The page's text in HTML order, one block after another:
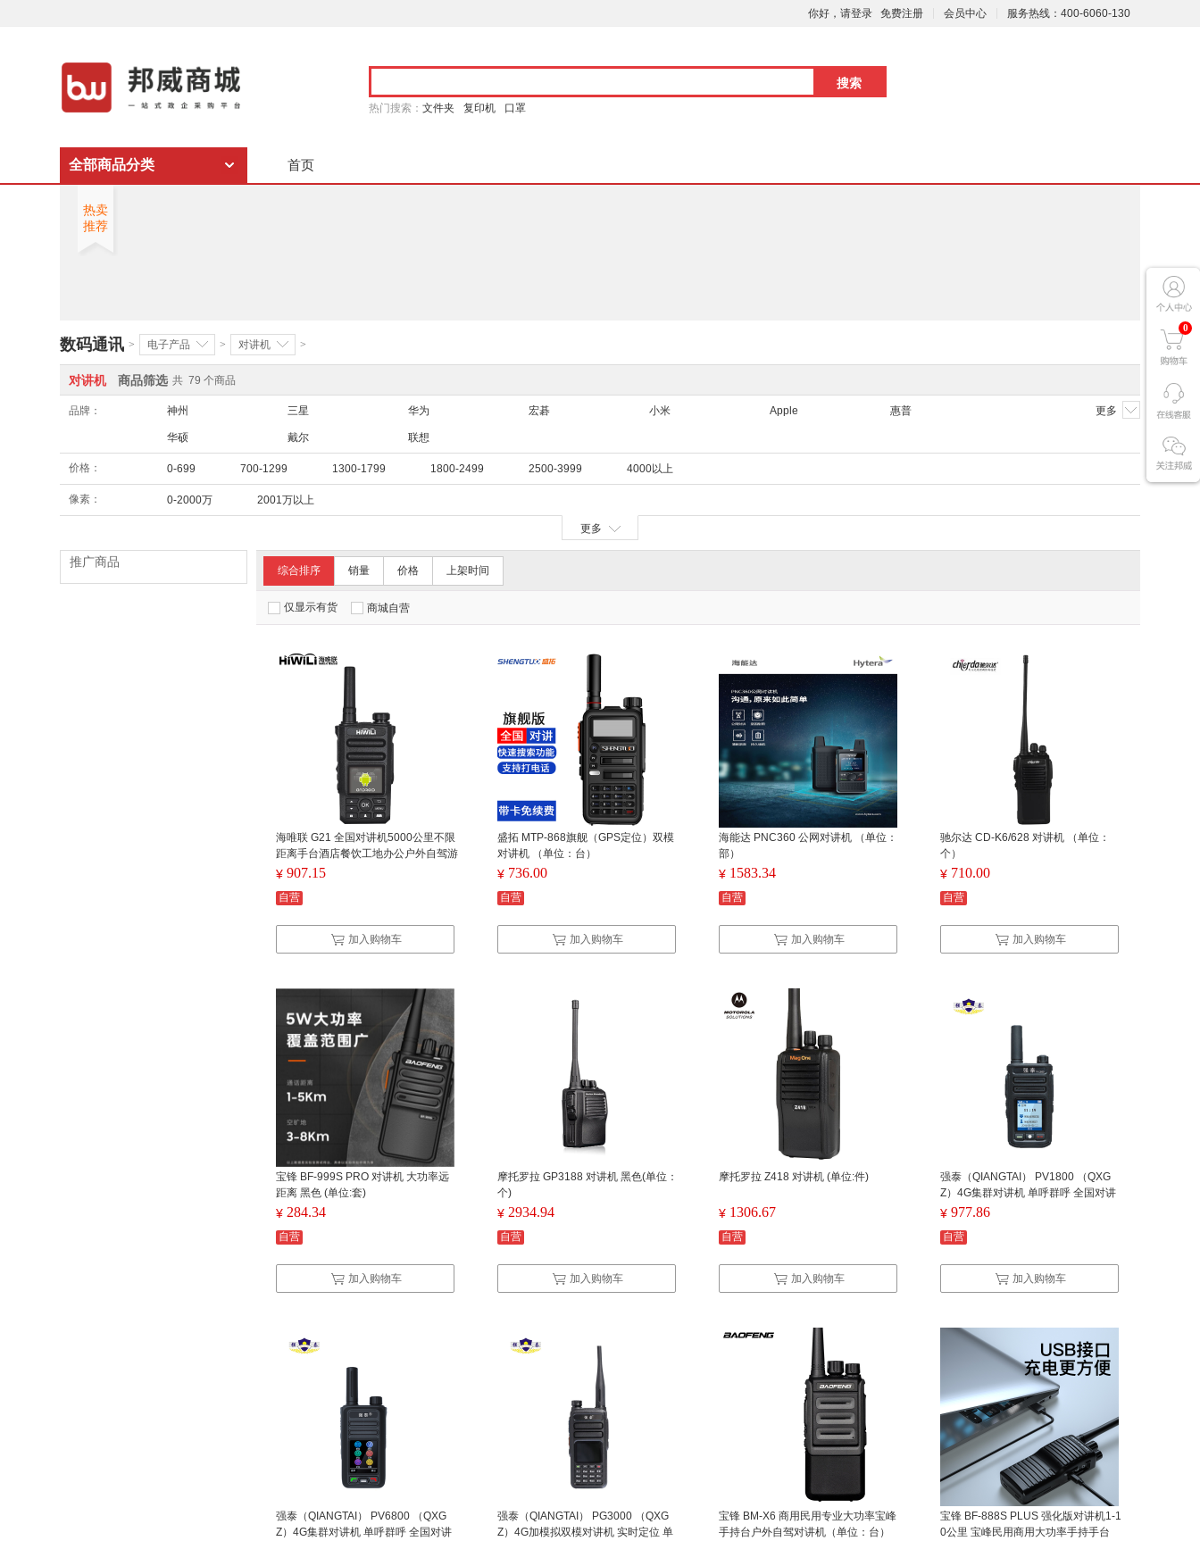
你好，请登录 免费注册 会员中心 服务热线：400-6060-130
热门搜索： 文件夹 复印机 口罩
0
全部商品分类 首页
热卖
推荐
数码通讯 > 电子产品 > 对讲机 >
对讲机 商品筛选 共 79 个商品
品牌： 神州 三星 华为 宏碁 小米 Apple 惠普
华硕 戴尔 联想
更多
价格： 0-699 700-1299 1300-1799 1800-2499 2500-3999 4000以上
像素： 0-2000万 2001万以上
更多
综合排序 销量 价格 上架时间
仅显示有货 商城自营
海唯联 G21 全国对讲机5000公里不限
距离手台酒店餐饮工地办公户外自驾游
车队手台（单位：台）
¥ 907.15
自营
加入购物车
盛拓 MTP-868旗舰（GPS定位）双模
对讲机 （单位：台）
¥ 736.00
自营
加入购物车
海能达 PNC360 公网对讲机 （单位：
部）
¥ 1583.34
自营
加入购物车
驰尔达 CD-K6/628 对讲机 （单位：
个）
¥ 710.00
自营
加入购物车
宝锋 BF-999S PRO 对讲机 大功率远
距离 黑色 (单位:套)
¥ 284.34
自营
加入购物车
摩托罗拉 GP3188 对讲机 黑色(单位：
个)
¥ 2934.94
自营
加入购物车
摩托罗拉 Z418 对讲机 (单位:件)
¥ 1306.67
自营
加入购物车
强泰（QIANGTAI） PV1800 （QXG
Z）4G集群对讲机 单呼群呼 全国对讲
不限距离 黑色(单位：台）
¥ 977.86
自营
加入购物车
强泰（QIANGTAI） PV6800 （QXG
Z）4G集群对讲机 单呼群呼 全国对讲
强泰（QIANGTAI） PG3000 （QXG
Z）4G加模拟双模对讲机 实时定位 单
宝锋 BM-X6 商用民用专业大功率宝峰
手持台户外自驾对讲机（单位：台）
宝锋 BF-888S PLUS 强化版对讲机1-1
0公里 宝峰民用商用大功率手持手台
推广商品